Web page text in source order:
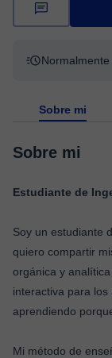
Sobre mi
Sobre mi
Estudiante de
Soy un estudiante
quiero compartir
orgánica y
interactiva para
aprendiendo
Mi método de